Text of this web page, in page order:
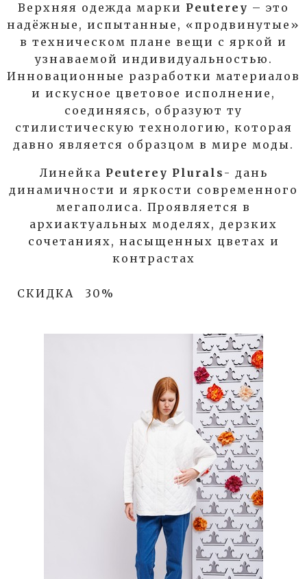
Верхняя одежда марки Peuterey – это
надёжные, испытанные, «продвинутые»
в техническом плане вещи с яркой и
узнаваемой индивидуальностью.
Инновационные разработки материалов
и искусное цветовое исполнение,
соединяясь, образуют ту
стилистическую технологию, которая
давно является образцом в мире моды.
Линейка Peuterey Plurals - дань
динамичности и яркости современного
мегаполиса. Проявляется в
архиактуальных моделях, дерзких
сочетаниях, насыщенных цветах и
контрастах
СКИДКА 30%